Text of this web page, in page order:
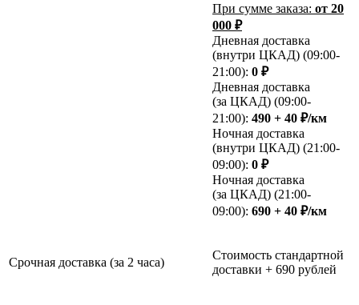
При сумме заказа: от 20
000 ₽
Дневная доставка
(внутри ЦКАД) (09:00-
21:00): 0 ₽
Дневная доставка
(за ЦКАД) (09:00-
21:00): 490 + 40 ₽/км
Ночная доставка
(внутри ЦКАД) (21:00-
09:00): 0 ₽
Ночная доставка
(за ЦКАД) (21:00-
09:00): 690 + 40 ₽/км
Срочная доставка (за 2 часа)
Стоимость стандартной
доставки + 690 рублей